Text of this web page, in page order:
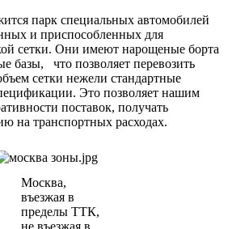
парк специальных автомобилей
и приспособленных для
сетки. Они имеют нарощеные борта
базы, что позволяет перевозить
сетки нежели стандартные
Это позволяет нашим
поставок, получать
на транспортных расходах.
Москва,
въезжая в
пределы ТТК,
не въезжая в